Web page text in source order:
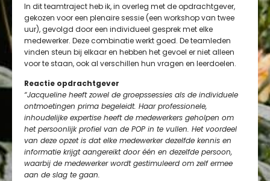
In dit teamtraject heb ik, in overleg met de opdrachtgever,
gekozen voor een plenaire sessie (een workshop van twee
uur), gevolgd door een individueel gesprek met elke
medewerker. Deze combinatie werkt goed. De teamleden
vinden steun bij elkaar en hebben het gevoel er niet alleen
voor te staan, ook al verschillen hun vragen en leerdoelen.
Reactie opdrachtgever
“Jacqueline heeft zowel de groepssessies als de individuele
ontmoetingen prima begeleidt. Haar professionele,
inhoudelijke expertise heeft de medewerkers geholpen om
het persoonlijk profiel van de POP in te vullen. Het voordeel
van deze opzet is dat elke medewerker dezelfde kennis en
informatie krijgt aangereikt door één en dezelfde persoon,
waarbij de medewerker wordt gestimuleerd om zelf ermee
aan de slag te gaan.